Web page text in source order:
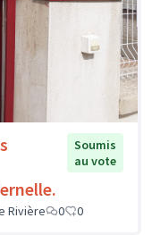
Soumis
au vote
Rivière 0 0